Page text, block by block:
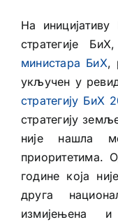
На
стратегије
министара БиХ,
укључен у
стратегију БиХ
стратегију
није нашла
приоритетима.
године која
друга
измијењена